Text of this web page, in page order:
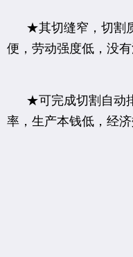
★其切缝窄，切割
便，劳动强度低，没有
★可完成切割自动
率，生产本钱低，经济